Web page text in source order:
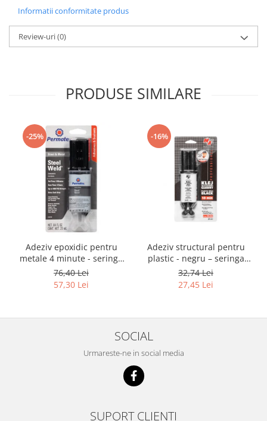
Informatii conformitate produs
Review-uri(0)
PRODUSE SIMILARE
-25%
Adeziv epoxidic pentru
metale 4 minute - seringa
dubla 25 ml
76,40 Lei
57,30 Lei
-16%
Adeziv structural pentru
plastic - negru – seringa
dubla 25 ml
32,74 Lei
27,45 Lei
SOCIAL
Urmareste-ne in social media
SUPORT CLIENTI